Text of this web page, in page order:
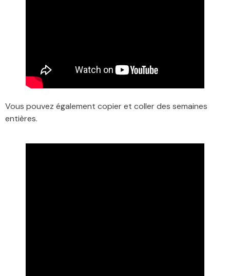
Vous pouvez également copier et coller des semaines
entières.